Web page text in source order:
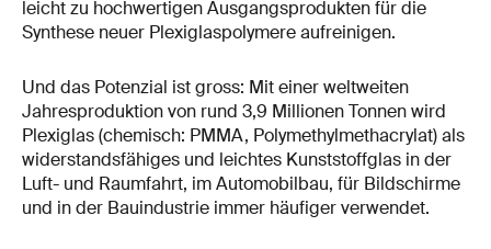
leicht zu hochwertigen Ausgangsprodukten für die
Synthese neuer Plexiglaspolymere aufreinigen.
Und das Potenzial ist gross: Mit einer weltweiten
Jahresproduktion von rund 3,9 Millionen Tonnen wird
Plexiglas (chemisch: PMMA, Polymethylmethacrylat) als
widerstandsfähiges und leichtes Kunststoffglas in der
Luft- und Raumfahrt, im Automobilbau, für Bildschirme
und in der Bauindustrie immer häufiger verwendet.